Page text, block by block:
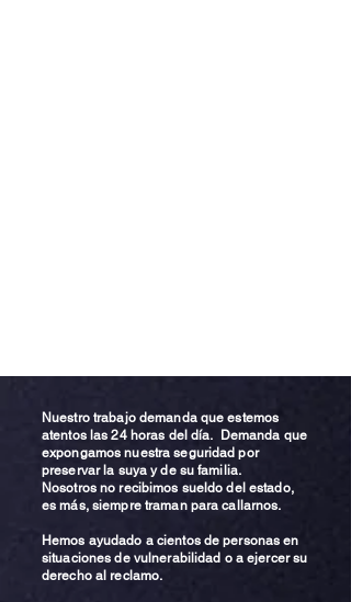
Nuestro trabajo demanda que estemos
atentos las 24 horas del día. Demanda que
expongamos nuestra seguridad por
preservar la suya y de su familia.
Nosotros no recibimos sueldo del estado,
es más, siempre traman para callarnos.
Hemos ayudado a cientos de personas en
situaciones de vulnerabilidad o a ejercer su
derecho al reclamo.